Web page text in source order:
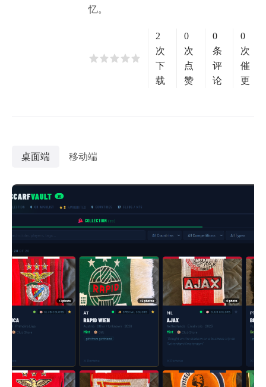
忆。
2
次
下
载
0
次
点
赞
0
条
评
论
0
次
催
更
桌面端 移动端